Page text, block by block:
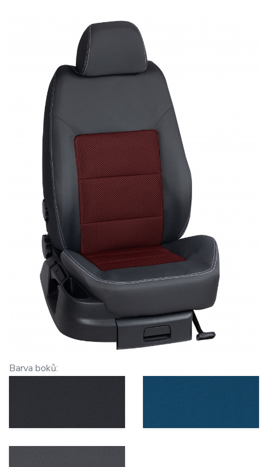
Barva boků: